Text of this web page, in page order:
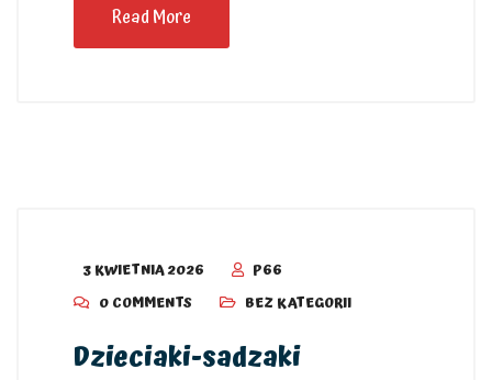
Read More
3 KWIETNIA 2026
P66
0 COMMENTS
BEZ KATEGORII
Dzieciaki-sadzaki